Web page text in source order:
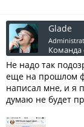
Glade
Не надо так
еще на прошлом
написал мне, и я
думаю не будет